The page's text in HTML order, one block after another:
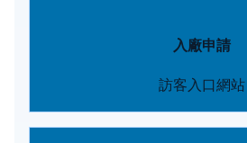
入廠申請
訪客入口網站